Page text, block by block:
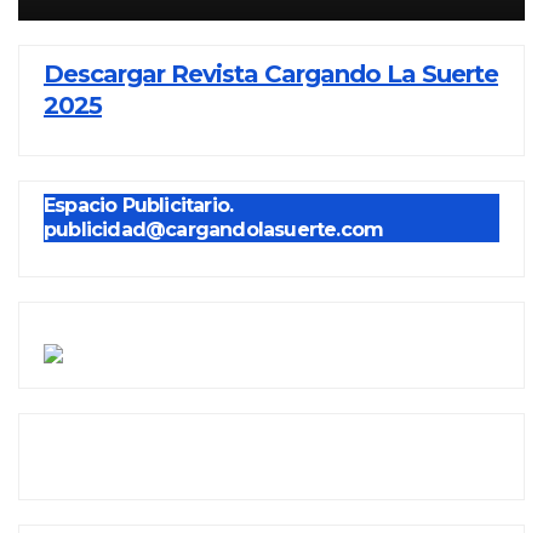
Descargar Revista Cargando La Suerte
2025
Espacio Publicitario.
publicidad@cargandolasuerte.com